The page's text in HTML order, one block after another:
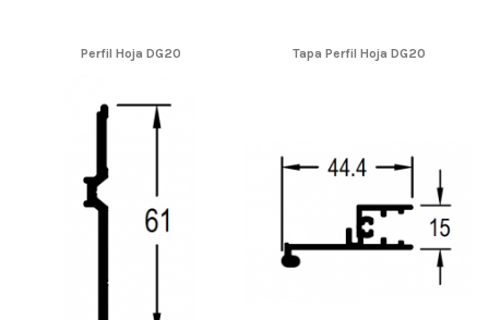
Perfil Hoja DG20 Tapa Perfil Hoja DG20